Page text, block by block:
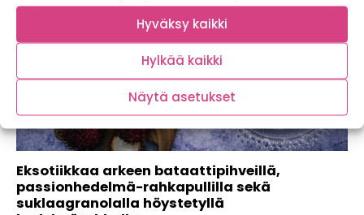
Hyväksy kaikki
Hylkää kaikki
Näytä asetukset
Eksotiikkaa arkeen bataattipihveillä,
passionhedelmä-rahkapullilla sekä
suklaagranolalla höystetyllä